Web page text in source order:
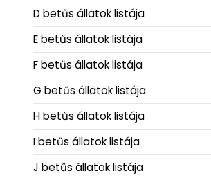
D betűs állatok listája
E betűs állatok listája
F betűs állatok listája
G betűs állatok listája
H betűs állatok listája
I betűs állatok listája
J betűs állatok listája